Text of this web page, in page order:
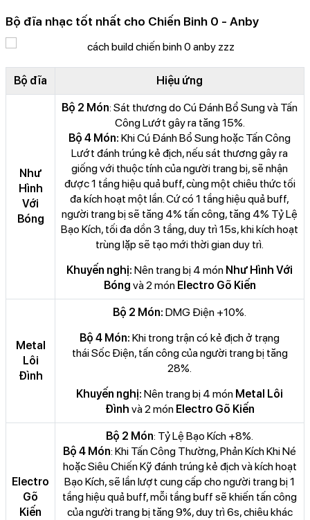
Bộ đĩa nhạc tốt nhất cho Chiến Binh 0 - Anby
Bộ đĩa Hiệu ứng
Như
Hình
Với
Bóng
Bộ 2 Món: Sát thương do Cú Đánh Bổ Sung và Tấn
Công Lướt gây ra tăng 15%.
Bộ 4 Món: Khi Cú Đánh Bổ Sung hoặc Tấn Công
Lướt đánh trúng kẻ địch, nếu sát thương gây ra
giống với thuộc tính của người trang bị, sẽ nhận
được 1 tầng hiệu quả buff, cùng một chiêu thức tối
đa kích hoạt một lần. Cứ có 1 tầng hiệu quả buff,
người trang bị sẽ tăng 4% tấn công, tăng 4% Tỷ Lệ
Bạo Kích, tối đa dồn 3 tầng, duy trì 15s, khi kích hoạt
trùng lặp sẽ tạo mới thời gian duy trì.
Khuyến nghị: Nên trang bị 4 món Như Hình Với
Bóng và 2 món Electro Gõ Kiến
Metal
Lôi
Đình
Bộ 2 Món: DMG Điện +10%.
Bộ 4 Món: Khi trong trận có kẻ địch ở trạng
thái Sốc Điện, tấn công của người trang bị tăng
28%.
Khuyến nghị: Nên trang bị 4 món Metal Lôi
Đình và 2 món Electro Gõ Kiến
Electro
Gõ
Kiến
Bộ 2 Món: Tỷ Lệ Bạo Kích +8%.
Bộ 4 Món: Khi Tấn Công Thường, Phản Kích Khi Né
hoặc Siêu Chiến Kỹ đánh trúng kẻ địch và kích hoạt
Bạo Kích, sẽ lần lượt cung cấp cho người trang bị 1
tầng hiệu quả buff, mỗi tầng buff sẽ khiến tấn công
của người trang bị tăng 9%, duy trì 6s, chiêu khác